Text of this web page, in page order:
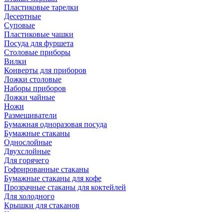
Пластиковые тарелки
Десертные
Суповые
Пластиковые чашки
Посуда для фуршета
Столовые приборы
Вилки
Конверты для приборов
Ложки столовые
Наборы приборов
Ложки чайные
Ножи
Размешиватели
Бумажная одноразовая посуда
Бумажные стаканы
Однослойные
Двухслойные
Для горячего
Гофрированные стаканы
Бумажные стаканы для кофе
Прозрачные стаканы для коктейлей
Для холодного
Крышки для стаканов